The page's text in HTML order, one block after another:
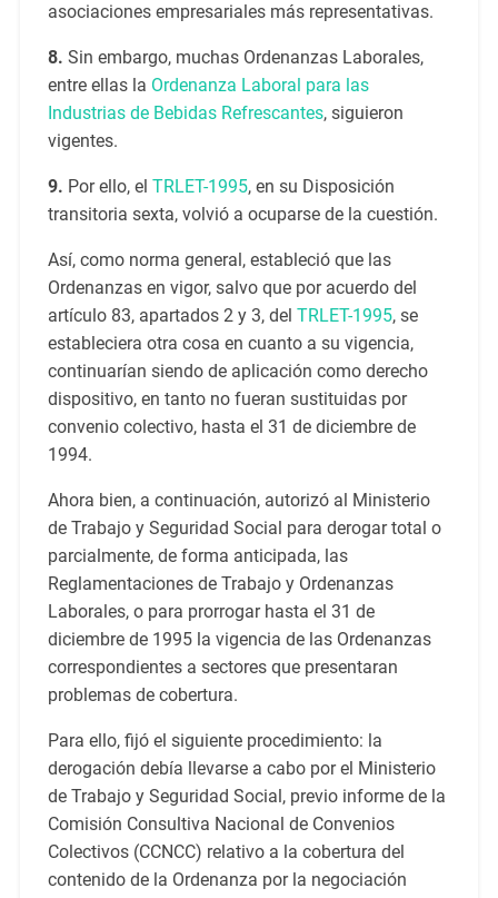
asociaciones empresariales más representativas.
8. Sin embargo, muchas Ordenanzas Laborales,
entre ellas la Ordenanza Laboral para las
Industrias de Bebidas Refrescantes, siguieron
vigentes.
9. Por ello, el TRLET-1995, en su Disposición
transitoria sexta, volvió a ocuparse de la cuestión.
Así, como norma general, estableció que las
Ordenanzas en vigor, salvo que por acuerdo del
artículo 83, apartados 2 y 3, del TRLET-1995, se
estableciera otra cosa en cuanto a su vigencia,
continuarían siendo de aplicación como derecho
dispositivo, en tanto no fueran sustituidas por
convenio colectivo, hasta el 31 de diciembre de
1994.
Ahora bien, a continuación, autorizó al Ministerio
de Trabajo y Seguridad Social para derogar total o
parcialmente, de forma anticipada, las
Reglamentaciones de Trabajo y Ordenanzas
Laborales, o para prorrogar hasta el 31 de
diciembre de 1995 la vigencia de las Ordenanzas
correspondientes a sectores que presentaran
problemas de cobertura.
Para ello, fijó el siguiente procedimiento: la
derogación debía llevarse a cabo por el Ministerio
de Trabajo y Seguridad Social, previo informe de la
Comisión Consultiva Nacional de Convenios
Colectivos (CCNCC) relativo a la cobertura del
contenido de la Ordenanza por la negociación